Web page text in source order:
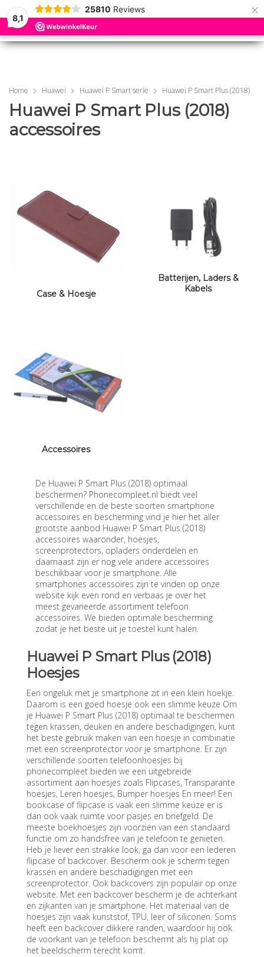
8,1
25810 Reviews ×
MENU
MENU
Home Huawei Huawei P Smart serie Huawei P Smart Plus (2018)
Huawei P Smart Plus (2018)
accessoires
Case & Hoesje
Batterijen, Laders &
Kabels
Accessoires
De Huawei P Smart Plus (2018) optimaal
beschermen? Phonecompleet.nl biedt veel
verschillende en de beste soorten smartphone
accessoires en bescherming vind je hier het aller
grootste aanbod Huawei P Smart Plus (2018)
accessoires waaronder, hoesjes,
screenprotectors, opladers onderdelen en
daarnaast zijn er nog vele andere accessoires
beschikbaar voor je smartphone. Alle
smartphones accessoires zijn te vinden op onze
website kijk even rond en verbaas je over het
meest gevarieerde assortiment telefoon
accessoires. We bieden optimale bescherming
zodat je het beste uit je toestel kunt halen.
Huawei P Smart Plus (2018)
Hoesjes
Een ongeluk met je smartphone zit in een klein hoekje.
Daarom is een goed hoesje ook een slimme keuze Om
je Huawei P Smart Plus (2018) optimaal te beschermen
tegen krassen, deuken en andere beschadigingen, kunt
het beste gebruik maken van een hoesje in combinatie
met een screenprotector voor je smartphone. Er zijn
verschillende soorten telefoonhoesjes bij
phonecompleet bieden we een uitgebreide
assortiment aan hoesjes zoals Flipcases, Transparante
hoesjes, Leren hoesjes, Bumper hoesjes En meer! Een
bookcase of flipcase is vaak een slimme keuze er is
dan ook vaak ruimte voor pasjes en briefgeld. De
meeste boekhoesjes zijn voorzien van een standaard
functie om zo handsfree van je telefoon te genieten.
Heb je liever een strakke look, ga dan voor een lederen
flipcase of backcover. Bescherm ook je scherm tegen
krassen en andere beschadigingen met een
screenprotector. Ook backcovers zijn populair op onze
website. Met een backcover bescherm je de achterkant
en zijkanten van je smartphone. Het materiaal van de
hoesjes zijn vaak kunststof, TPU, leer of siliconen. Soms
heeft een backcover dikkere randen, waardoor hij ook
de voorkant van je telefoon beschermt als hij plat op
het beeldscherm terecht komt.